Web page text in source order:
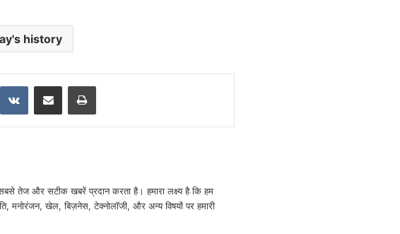
history
VKontakteShare via Email Print
तेज और सटीक खबरें प्रदान करता है। हमारा लक्ष्य है कि हम
मनोरंजन, खेल, बिज़नेस, टेक्नोलॉजी, और अन्य विषयों पर हमारी